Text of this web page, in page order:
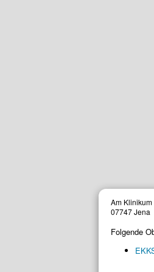
Am Klinikum
07747 Jena
Folgende